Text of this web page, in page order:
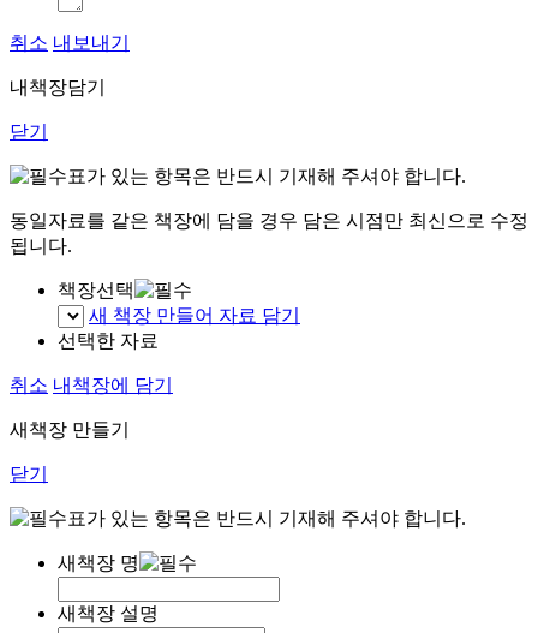
취소 내보내기
내책장담기
닫기
표가 있는 항목은 반드시 기재해 주셔야 합니다.
동일자료를 같은 책장에 담을 경우 담은 시점만 최신으로 수정
됩니다.
책장선택
새 책장 만들어 자료 담기
선택한 자료
취소 내책장에 담기
새책장 만들기
닫기
표가 있는 항목은 반드시 기재해 주셔야 합니다.
새책장 명
새책장 설명